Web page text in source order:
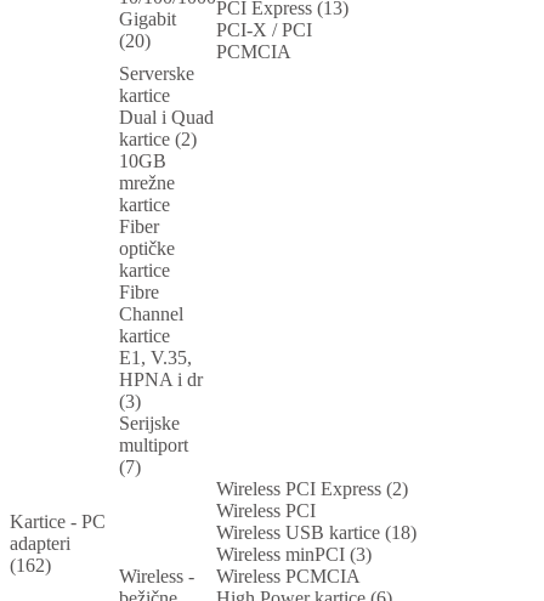
Kartice - PC
adapteri
(162)
Gigabit
(20)
PCI Express (13)
PCI-X / PCI
PCMCIA
Serverske
kartice
Dual i Quad
kartice (2)
10GB
mrežne
kartice
Fiber
optičke
kartice
Fibre
Channel
kartice
E1, V.35,
HPNA i dr
(3)
Serijske
multiport
(7)
Wireless -
Wireless PCI Express (2)
Wireless PCI
Wireless USB kartice (18)
Wireless minPCI (3)
Wireless PCMCIA